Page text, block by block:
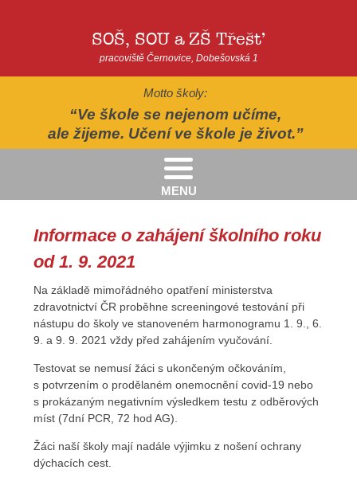
MENU
Motto školy:
Ve škole se nejenom učíme,
ale žijeme. Učení ve škole je život.
SOŠ, SOU a ZŠ Třešť
pracoviště Černovice, Dobešovská 1
Informace o zahájení školního roku
od 1. 9. 2021
Na základě mimořádného opatření ministerstva
zdravotnictví ČR proběhne screeningové testování při
nástupu do školy ve stanoveném harmonogramu 1. 9., 6.
9. a 9. 9. 2021 vždy před zahájením vyučování.
Testovat se nemusí žáci s ukončeným očkováním,
s potvrzením o prodělaném onemocnění covid-19 nebo
s prokázaným negativním výsledkem testu z odběrových
míst (7dní PCR, 72 hod AG).
Žáci naší školy mají nadále výjimku z nošení ochrany
dýchacích cest.